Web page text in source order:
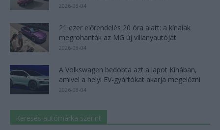
2026-08-04
21 ezer előrendelés 20 óra alatt: a kínaiak
megrohanták az MG új villanyautóját
2026-08-04
A Volkswagen bedobta azt a lapot Kínában,
amivel a helyi EV-gyártókat akarja megelőzni
2026-08-04
Keresés autómárka szerint